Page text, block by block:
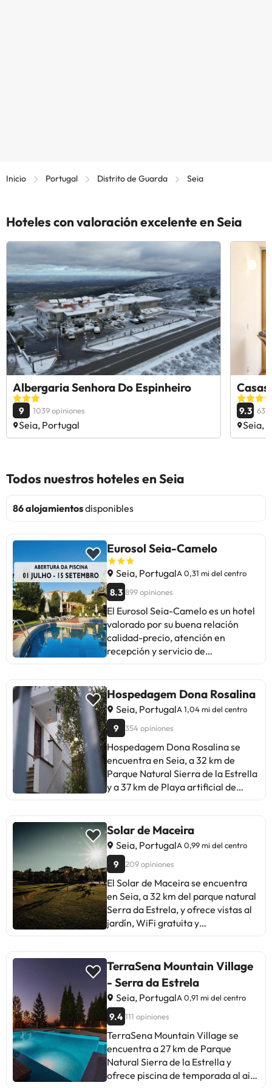
Inicio Portugal Distrito de Guarda Seia
Hoteles con valoración excelente en Seia
Albergaria Senhora Do Espinheiro
9 1039 opiniones
Seia, Portugal
9.3 637
Seia,
Todos nuestros hoteles en Seia
86 alojamientosdisponibles
Eurosol Seia-Camelo
Seia, PortugalA 0,31 mi del centro
8.3 899 opiniones
El Eurosol Seia-Camelo es un hotel
valorado por su buena relación
calidad-precio, atención en
recepción y servicio de
ubicación para actividades al aire
libre. Algunos mencionan el Wi-Fi
lento y la falta de información
sobre la zona. En general, es un
lugar acogedor y limpio, ideal para
relajarse. Perfecto para quienes
buscan comodidad a buen precio y
disfrutar de la naturaleza.
Hospedagem Dona Rosalina
Seia, PortugalA 1,04 mi del centro
9 354 opiniones
Hospedagem Dona Rosalina se
encuentra en Seia, a 32 km de
Parque Natural Sierra de la Estrella
y a 37 km de Playa artificial de
y acceso a unjardín con terraza.
Todas las unidades tienen baño
privado totalmente equipado con
ducha y artículos de aseo gratuitos.
Se puede descubrir la zona
practicando senderismo, esquí y
pesca en los alrededores. Termas
de Caldas de Manteigas está a 33
alojamiento no se pueden celebrar
despedidas de soltero o soltera ni
fiestas similares. Gestionado por
un particular
Solar de Maceira
Seia, PortugalA 0,99 mi del centro
9 209 opiniones
El Solar de Maceira se encuentra
en Seia, a 32 km del parque natural
Serra da Estrela, y ofrece vistas al
jardín, WiFi gratuita y
montaña, zona de estar, TV de
pantalla plana vía satélite, zona de
cocina totalmente equipada con
microondas y nevera y baño
privado con ducha a ras de suelo.
También hay fogones, utensilios de
cocina y cafetera. El Solar de
Maceira alberga una terraza. El
establecimiento cuenta con piscina
con vistas y jardín. El Solar de
TerraSena Mountain Village
- Serra da Estrela
Seia, PortugalA 0,91 mi del centro
9.4 111 opiniones
TerraSena Mountain Village se
encuentra a 27 km de Parque
Natural Sierra de la Estrella y
ofrece piscina de temporada al aire